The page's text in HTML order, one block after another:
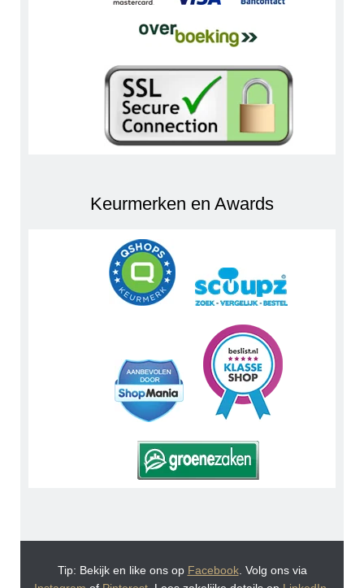
Keurmerken en Awards
Tip: Bekijk en like ons op Facebook. Volg ons via